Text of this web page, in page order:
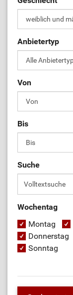
Anbietertyp
Von
Bis
Suche
Wochentag
Montag
Donnerstag
Sonntag